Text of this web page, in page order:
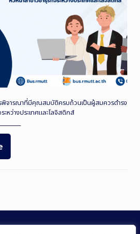
รพิจารณาที่มีคุณสมบัติครบถ้วนเป็นผู้สมควรดำรง
ะหว่างประเทศและโลจิสติกส์